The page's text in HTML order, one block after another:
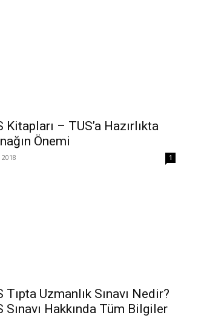
Kitapları – TUS’a Hazırlıkta
Önemi
1
Tıpta Uzmanlık Sınavı Nedir?
Sınavı Hakkında Tüm Bilgiler